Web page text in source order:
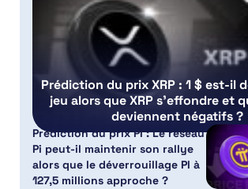
Prédiction du prix XRP : 1 $ est-il
jeu alors que XRP s’effondre et
deviennent négatifs ?
Prédiction du prix PI : Le réseau
Pi peut-il maintenir son rallye
alors que le déverrouillage PI à
127,5 millions approche ?